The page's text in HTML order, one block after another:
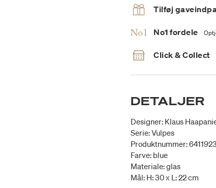
Tilføj
No1 fordele
Click & Collect
DETALJER
Designer: Klaus
Serie: Vulpes
Produktnummer:
Farve: blue
Materiale: glas
Mål: H: 30 x L: 22 cm